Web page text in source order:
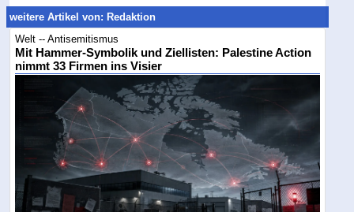
weitere Artikel von: Redaktion
Welt -- Antisemitismus
Mit Hammer-Symbolik und Ziellisten: Palestine Action
nimmt 33 Firmen ins Visier